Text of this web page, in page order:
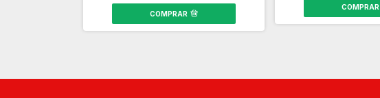
COMPRAR
COMPRAR